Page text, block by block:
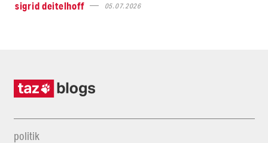
sigrid deitelhoff
05.07.2026
politik